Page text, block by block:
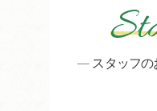
スタッフ